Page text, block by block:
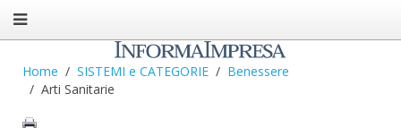
Home SISTEMI e CATEGORIE
Benessere
Arti Sanitarie